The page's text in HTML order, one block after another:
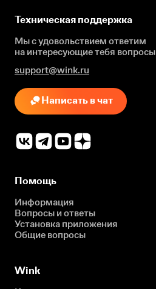
Техническая поддержка
Мы с удовольствием ответим
на интересующиетебя вопросы
support@wink.ru
Написать в чат
Помощь
Информация
Вопросы и ответы
Установка приложения
Общие вопросы
Wink